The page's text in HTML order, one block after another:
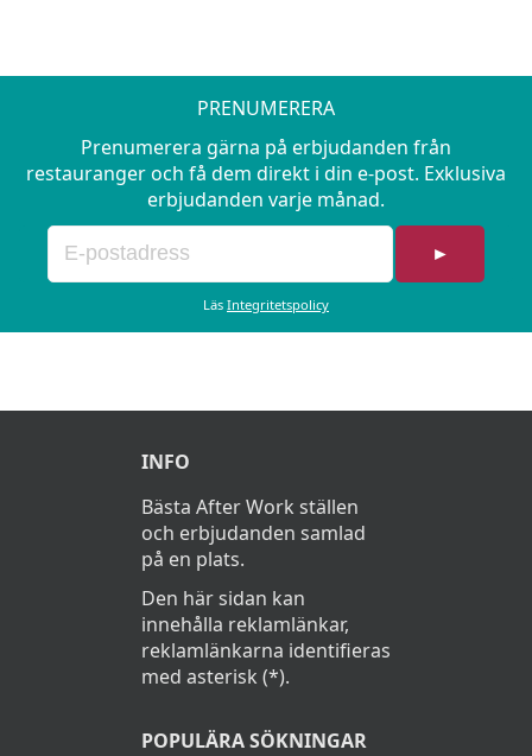
PRENUMERERA
Prenumerera gärna på erbjudanden från
restauranger och få dem direkt i din e-post. Exklusiva
erbjudanden varje månad.
►
Läs Integritetspolicy
INFO
Bästa After Work ställen
och erbjudanden samlad
på en plats.
Den här sidan kan
innehålla reklamlänkar,
reklamlänkarna identifieras
med asterisk (*).
POPULÄRA SÖKNINGAR